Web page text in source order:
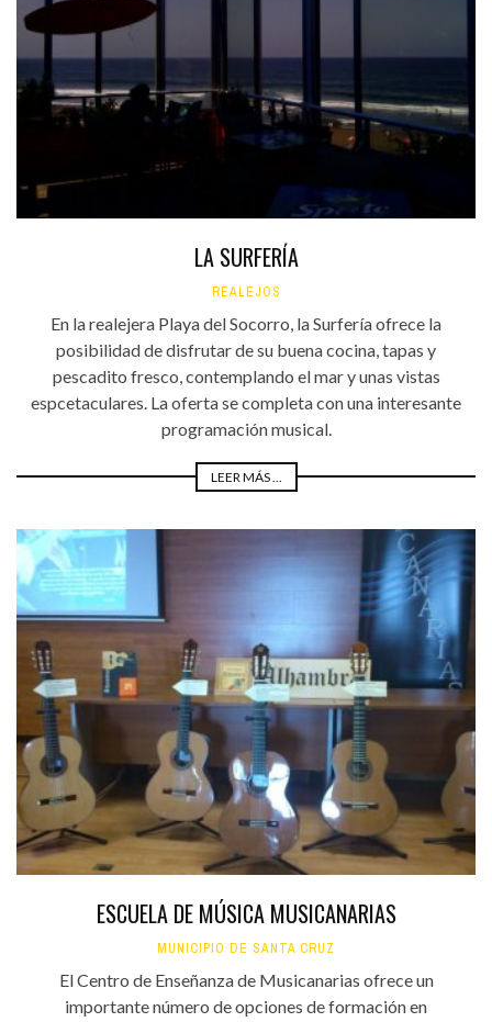
LA SURFERÍA
REALEJOS
En la realejera Playa del Socorro, la Surfería ofrece la
posibilidad de disfrutar de su buena cocina, tapas y
pescadito fresco, contemplando el mar y unas vistas
espcetaculares. La oferta se completa con una interesante
programación musical.
LEER MÁS ...
ESCUELA DE MÚSICA MUSICANARIAS
MUNICIPIO DE SANTA CRUZ
El Centro de Enseñanza de Musicanarias ofrece un
importante número de opciones de formación en